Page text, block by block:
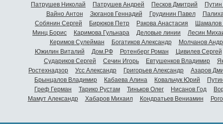
Патрушев Николай
Патрушев Андрей Песков Дмитрий
Вайно Антон
Зюганов Геннадий Грудинин Павел
Собянин Сергей
Бирюков Петр Ракова Анастасия
Шамалов
Минц Борис
Каримова Гульнара Деловые линии
Лесин
Керимов Сулейман
Богатиков Александр
Молчанов
Южилин Виталий
Дом.РФ Ротенберг Роман
Цивилев Сергей
Судариков Сергей
Сечин Игорь Евтушенков Владимир
Ростехнадзор
Усс Александр Григорьев Александр
Азаров
Брынцалов Владимир
Кабаева Алина Ковальчук Юрий
Греф Герман
Тарико Рустам Тиньков Олег Нисанов Год
Мамут Александр
Хабаров Михаил Кондратьев Вениамин